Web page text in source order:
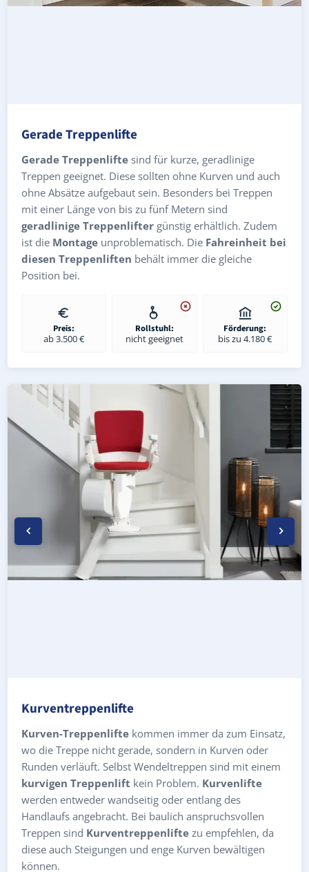
Gerade Treppenlifte
Gerade Treppenlifte sind für kurze, geradlinige
Treppen geeignet. Diese sollten ohne Kurven und auch
ohne Absätze aufgebaut sein. Besonders bei Treppen
mit einer Länge von bis zu fünf Metern sind
geradlinige Treppenlifter günstig erhältlich. Zudem
ist die Montage unproblematisch. Die Fahreinheit bei
diesen Treppenliften behält immer die gleiche
Position bei.
Preis:
ab 3.500 €
Rollstuhl:
nicht geeignet
Förderung:
bis zu 4.180 €
Kurven-Treppenlift in Märkisch Luch Garlitz
Geprüfter gebrauchter Kurventreppenlift in Märkisch
Preise & Angebote für Kurventreppenlifte in Märkisch
Kurventreppenlifte
Kurven-Treppenlifte kommen immer da zum Einsatz,
wo die Treppe nicht gerade, sondern in Kurven oder
Runden verläuft. Selbst Wendeltreppen sind mit einem
kurvigen Treppenlift kein Problem. Kurvenlifte
werden entweder wandseitig oder entlang des
Handlaufs angebracht. Bei baulich anspruchsvollen
Treppen sind Kurventreppenlifte zu empfehlen, da
diese auch Steigungen und enge Kurven bewältigen
können.